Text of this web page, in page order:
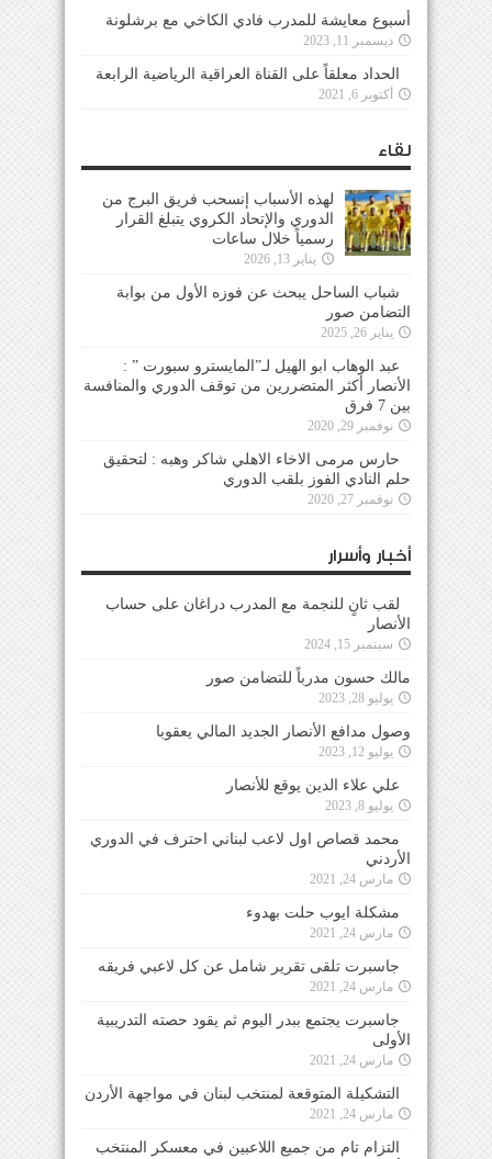
أسبوع معايشة للمدرب فادي الكاخي مع برشلونة
ديسمبر 11, 2023
الحداد معلقاً على القناة العراقية الرياضية الرابعة
أكتوبر 6, 2021
لقاء
لهذه الأسباب إنسحب فريق البرج من
الدوري والإتحاد الكروي يتبلغ القرار
رسمياً خلال ساعات
يناير 13, 2026
شباب الساحل يبحث عن فوزه الأول من بوابة
التضامن صور
يناير 26, 2025
عبد الوهاب ابو الهيل لـ”المايسترو سبورت ” :
الأنصار أكثر المتضررين من توقف الدوري والمنافسة
بين 7 فرق
نوفمبر 29, 2020
حارس مرمى الاخاء الاهلي شاكر وهبه : لتحقيق
حلم النادي الفوز بلقب الدوري
نوفمبر 27, 2020
أخبار وأسرار
لقب ثانٍ للنجمة مع المدرب دراغان على حساب
الأنصار
سبتمبر 15, 2024
مالك حسون مدرباً للتضامن صور
يوليو 28, 2023
وصول مدافع الأنصار الجديد المالي يعقوبا
يوليو 12, 2023
علي علاء الدين يوقع للأنصار
يوليو 8, 2023
محمد قصاص اول لاعب لبناني احترف في الدوري
الأردني
مارس 24, 2021
مشكلة ايوب حلت بهدوء
مارس 24, 2021
جاسبرت تلقى تقرير شامل عن كل لاعبي فريقه
مارس 24, 2021
جاسبرت يجتمع ببدر اليوم ثم يقود حصته التدريبية
الأولى
مارس 24, 2021
التشكيلة المتوقعة لمنتخب لبنان في مواجهة الأردن
مارس 24, 2021
التزام تام من جميع اللاعبين في معسكر المنتخب